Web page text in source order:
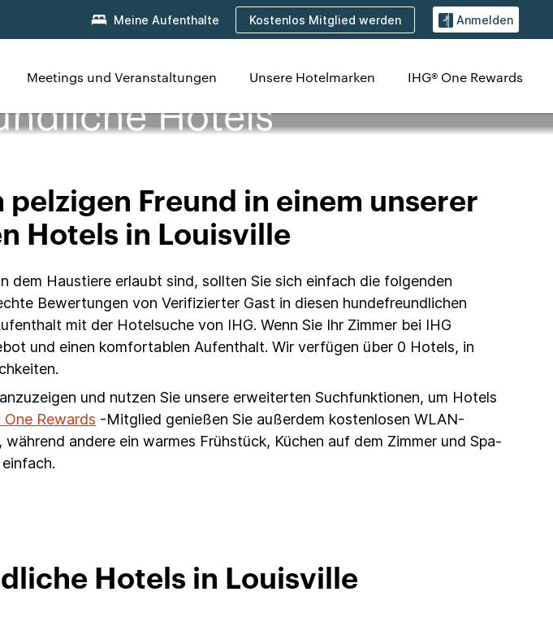
Meine Aufenthalte Kostenlos Mitglied werden Anmelden
Meetings und Veranstaltungen Unsere Hotelmarken IHG® One Rewards
Hotels
Freund in einem unserer
Hotels in Louisville
dem Haustiere erlaubt sind, sollten Sie sich einfach die folgenden
Bewertungen von Verifizierter Gast in diesen hundefreundlichen
mit der Hotelsuche von IHG. Wenn Sie Ihr Zimmer bei IHG
und einen komfortablen Aufenthalt. Wir verfügen über 0 Hotels, in
und nutzen Sie unsere erweiterten Suchfunktionen, um Hotels
One Rewards -Mitglied genießen Sie außerdem kostenlosen WLAN-
andere ein warmes Frühstück, Küchen auf dem Zimmer und Spa-
Hotels in Louisville